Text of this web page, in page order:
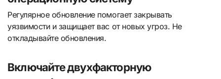
Регулярное обновление помогает закрывать
уязвимости и защищает вас от новых угроз. Не
откладывайте обновления.
Включайте двухфакторную